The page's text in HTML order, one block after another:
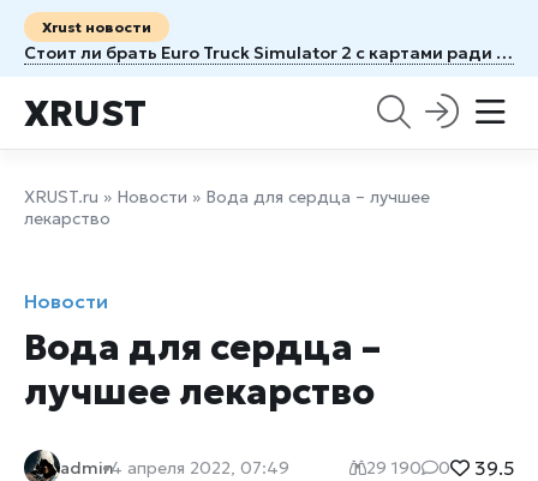
Xrust новости
Стоит ли брать Euro Truck Simulator 2 с картами ради новых маршрутов
XRUST
XRUST.ru » Новости » Вода для сердца – лучшее
лекарство
Новости
Вода для сердца –
лучшее лекарство
admin4 апреля 2022, 07:49 29 190 0 39.5